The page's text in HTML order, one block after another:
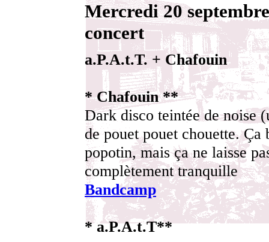
Mercredi 20
concert
a.P.A.t.T. + Chafouin
* Chafouin **
Dark disco teintée de noise
de pouet pouet chouette. Ça
popotin, mais ça ne laisse
complètement tranquille
Bandcamp
* a.P.A.t.T**